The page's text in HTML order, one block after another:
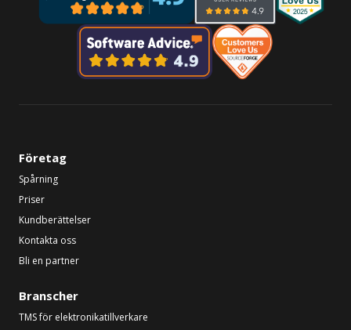
Företag
Spårning
Priser
Kundberättelser
Kontakta oss
Bli en partner
Branscher
TMS för elektronikatillverkare